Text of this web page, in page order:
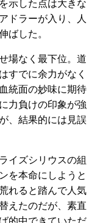
ドラーが入り、人
ばした。
場なく最下位。道
すでに余力がなく
統面の妙味に期待
力負けの印象が強
、結果的には見誤
イズシリウスの組
を本命にしようと
れると踏んで人気
えたのだが、素直
的中できていただ